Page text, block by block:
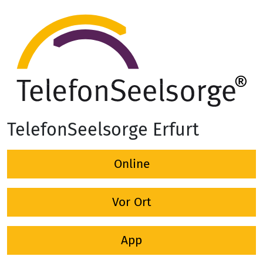
TelefonSeelsorge Erfurt
Online
Vor Ort
App